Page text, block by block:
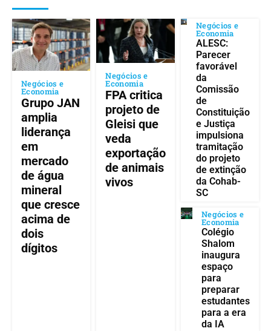
Negócios e
Economia
Grupo JAN
amplia
liderança
em
mercado
de água
mineral
que cresce
acima de
dois
dígitos
Negócios e
Economia
FPA critica
projeto de
Gleisi que
veda
exportação
de animais
vivos
Negócios e
Economia
ALESC:
Parecer
favorável
da
Comissão
de
Constituição
e Justiça
impulsiona
tramitação
do projeto
de extinção
da Cohab-
SC
Negócios e
Economia
Colégio
Shalom
inaugura
espaço
para
preparar
estudantes
para a era
da IA